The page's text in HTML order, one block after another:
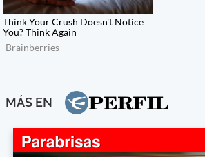
MÁS EN